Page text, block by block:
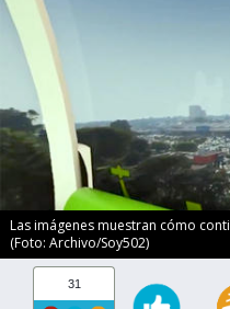
Las imágenes muestran cómo
(Foto: Archivo/Soy502)
31